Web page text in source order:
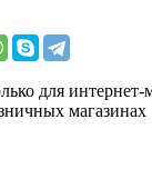
для
магазинах